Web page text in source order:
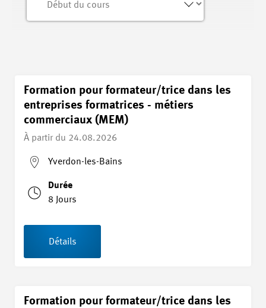
À partir du 24.08.2026
Yverdon-les-Bains
Formation pour formateur/trice dans les
entreprises formatrices - métiers
commerciaux (MEM)
Durée
8 Jours
Détails
Formation pour formateur/trice dans les